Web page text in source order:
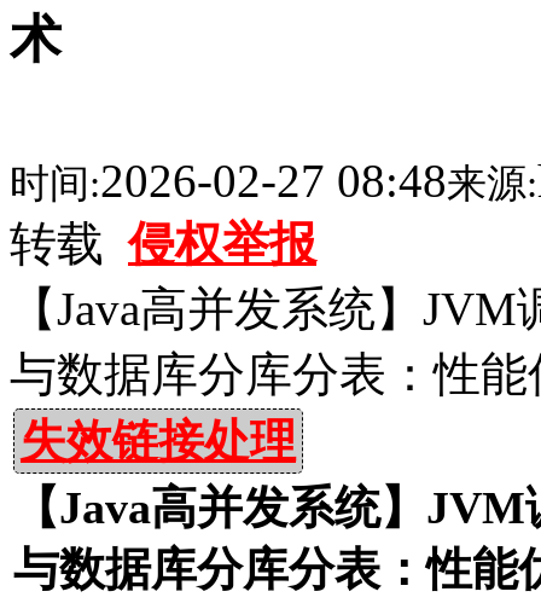
术
时间:2026-02-27 08:48来源:
转载侵权举报
【Java高并发系统】
与数据库分库分表：性
失效链接处理
【Java高并发系统】
与数据库分库分表：性能